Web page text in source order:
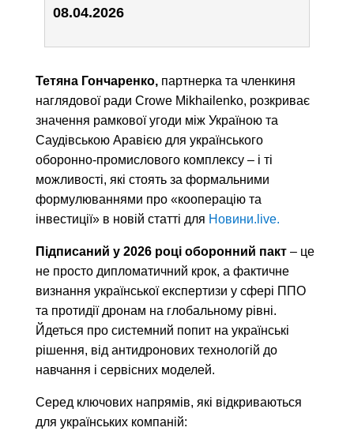
08.04.2026
Тетяна Гончаренко,партнерка та членкиня
наглядової ради Crowe Mikhailenko, розкриває
значення рамкової угоди між Україною та
Саудівською Аравією для українського
оборонно-промислового комплексу – і ті
можливості, які стоять за формальними
формулюваннями про «кооперацію та
інвестиції» в новій статті для Новини.live.
Підписаний у 2026 році оборонний пакт– це
не просто дипломатичний крок, а фактичне
визнання української експертизи у сфері ППО
та протидії дронам на глобальному рівні.
Йдеться про системний попит на українські
рішення, від антидронових технологій до
навчання і сервісних моделей.
Серед ключових напрямів, які відкриваються
для українських компаній: